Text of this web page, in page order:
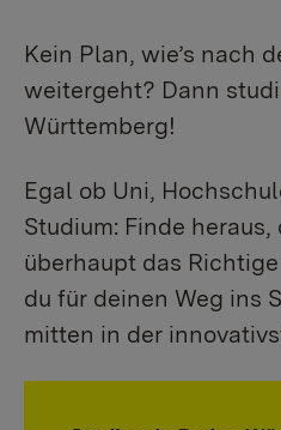
Kein Plan, wie’s nach
weitergeht? Dann
Württemberg!
Egal ob Uni,
Studium: Finde heraus,
überhaupt das
du für deinen Weg ins
mitten in der